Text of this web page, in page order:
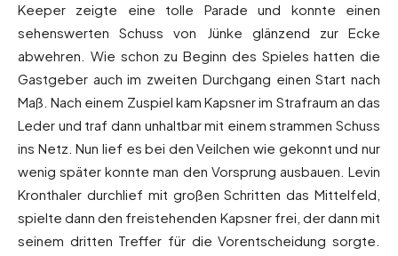
Keeper zeigte eine tolle Parade und konnte einen
sehenswerten Schuss von Jünke glänzend zur Ecke
abwehren. Wie schon zu Beginn des Spieles hatten die
Gastgeber auch im zweiten Durchgang einen Start nach
Maß. Nach einem Zuspiel kam Kapsner im Strafraum an das
Leder und traf dann unhaltbar mit einem strammen Schuss
ins Netz. Nun lief es bei den Veilchen wie gekonnt und nur
wenig später konnte man den Vorsprung ausbauen. Levin
Kronthaler durchlief mit großen Schritten das Mittelfeld,
spielte dann den freistehenden Kapsner frei, der dann mit
seinem dritten Treffer für die Vorentscheidung sorgte.